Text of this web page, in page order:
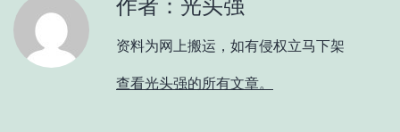
作者：光头强
资料为网上搬运，如有侵权立马下架
查看光头强的所有文章。